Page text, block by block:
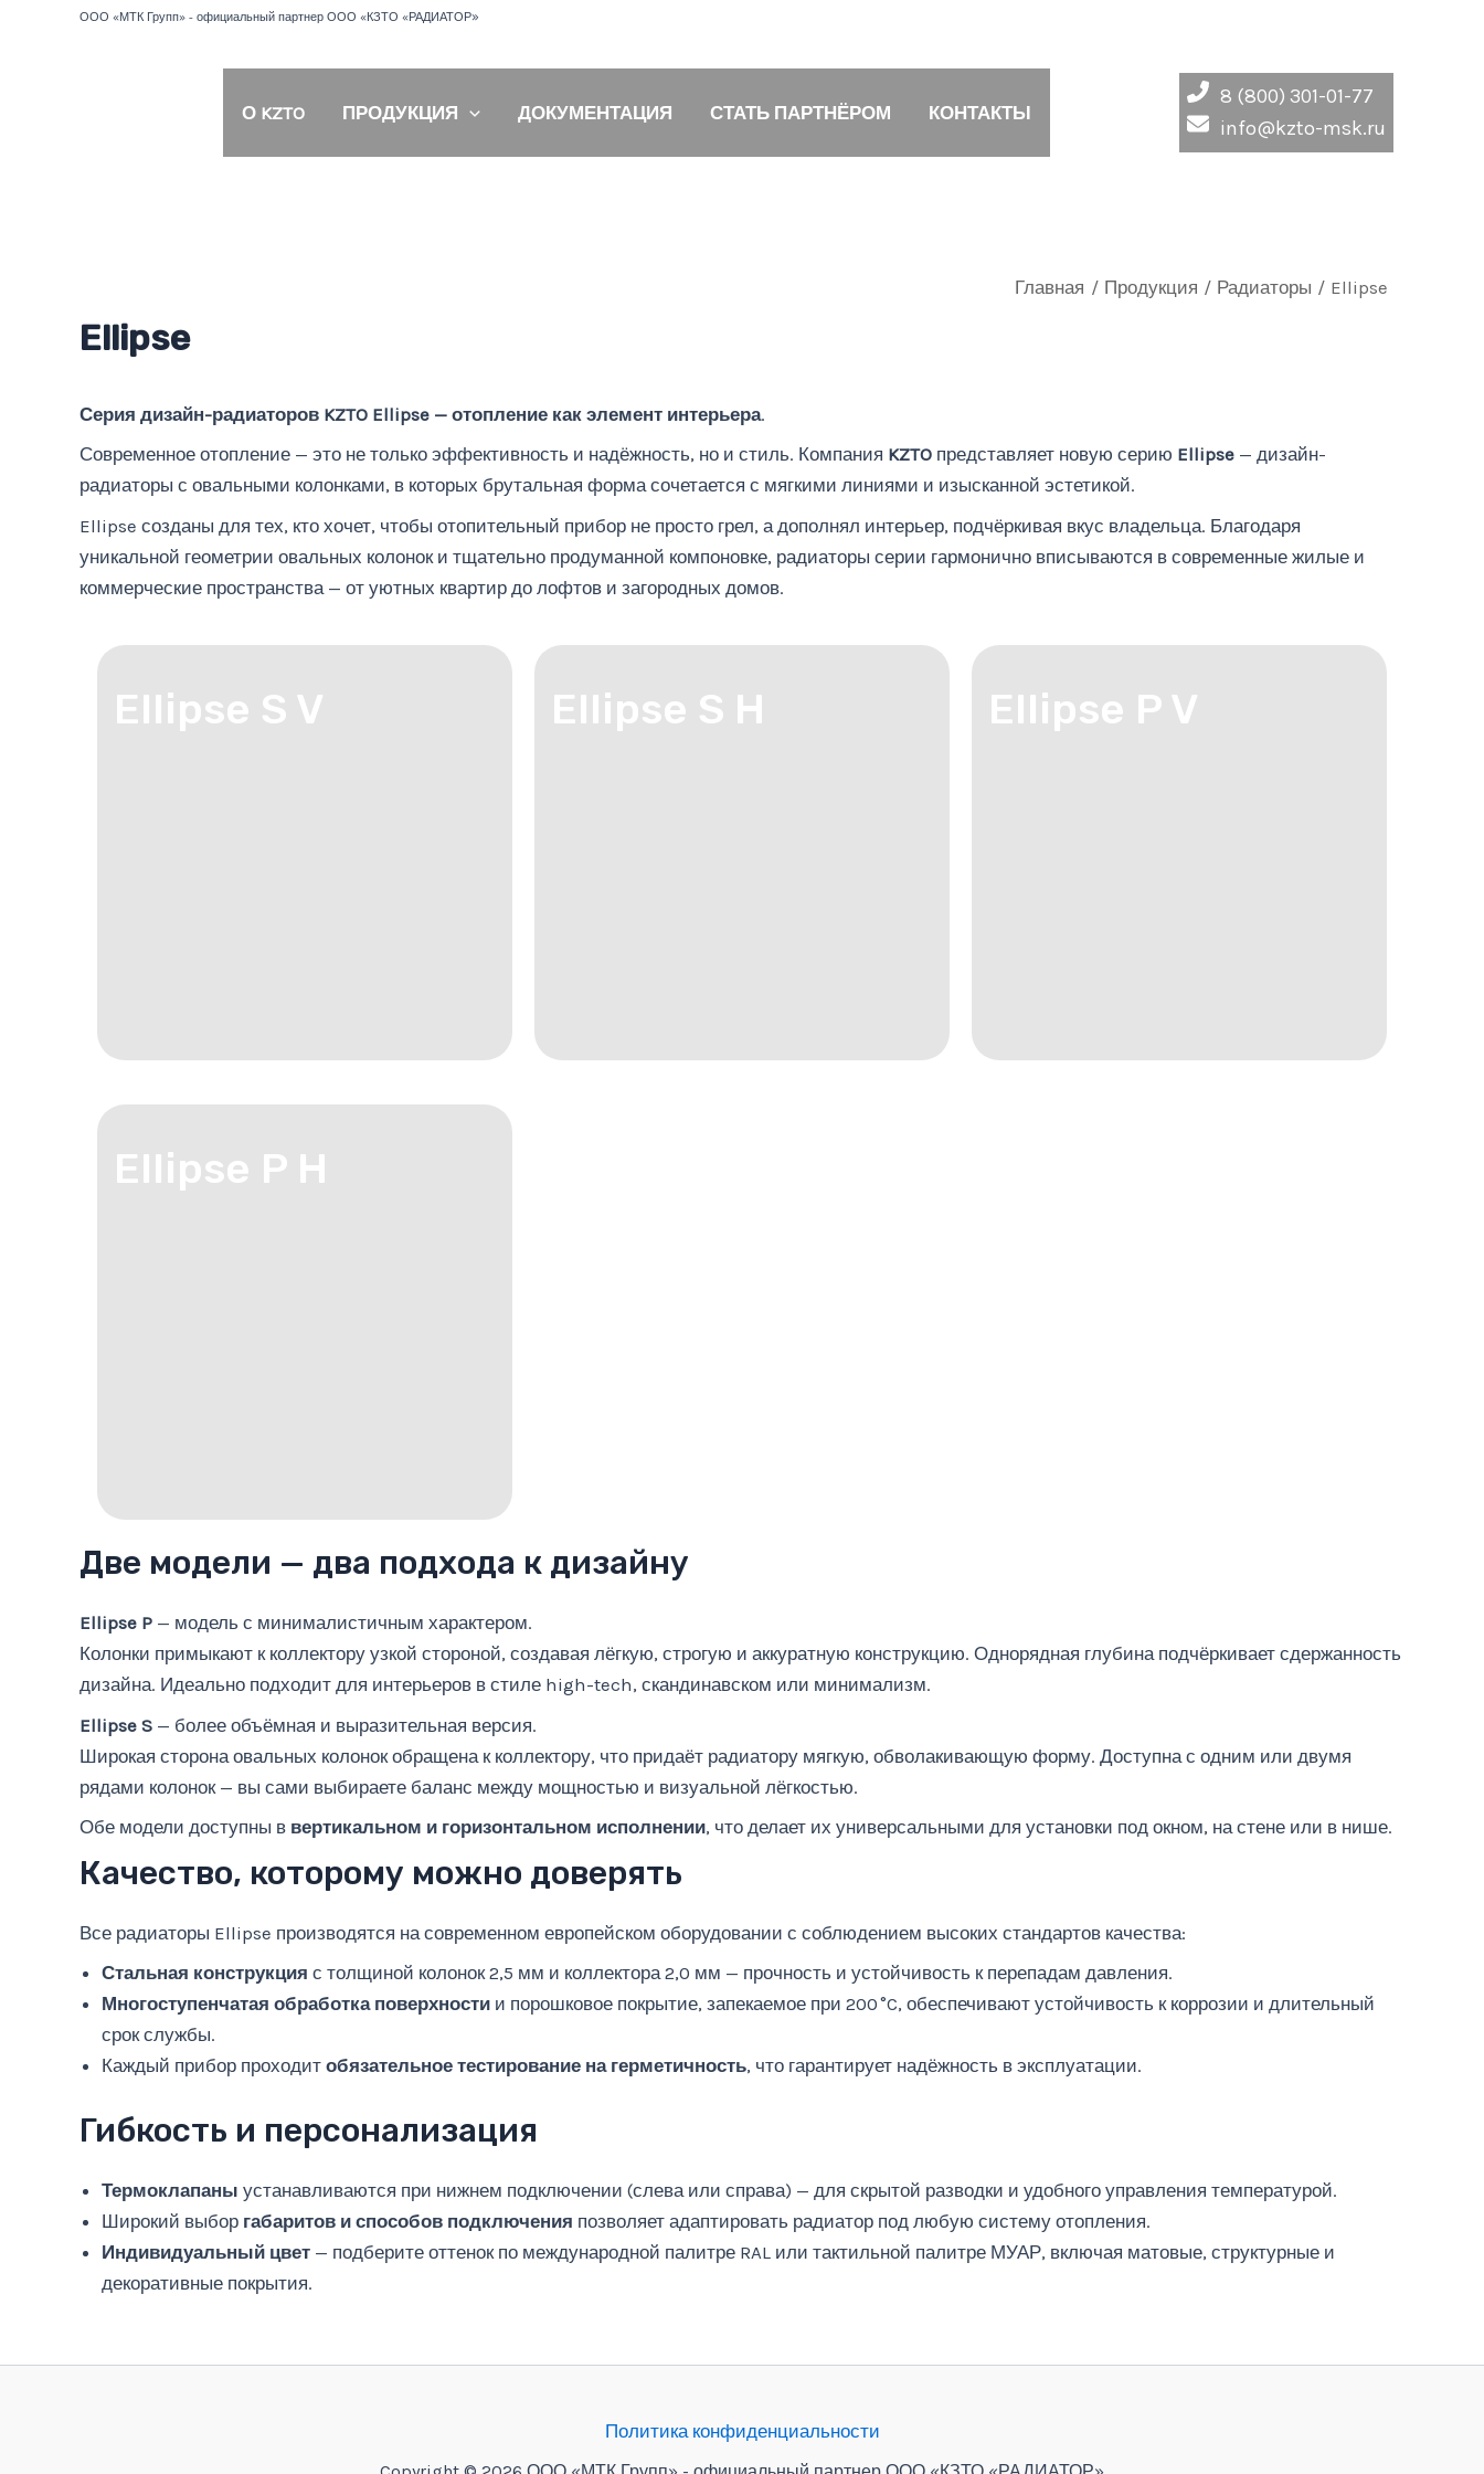
ООО «МТК Групп» - официальный партнер ООО «КЗТО «РАДИАТОР»
О KZTO ПРОДУКЦИЯ ДОКУМЕНТАЦИЯ СТАТЬ ПАРТНЁРОМ КОНТАКТЫ
8 (800) 301-01-77
info@kzto-msk.ru
Главная Продукция Радиаторы Ellipse
Ellipse
Серия дизайн-радиаторов KZTO Ellipse — отопление как элемент интерьера.
Современное отопление — это не только эффективность и надёжность, но и стиль. Компания KZTO представляет новую серию Ellipse — дизайн-
радиаторы с овальными колонками, в которых брутальная форма сочетается с мягкими линиями и изысканной эстетикой.
Ellipse созданы для тех, кто хочет, чтобы отопительный прибор не просто грел, а дополнял интерьер, подчёркивая вкус владельца. Благодаря
уникальной геометрии овальных колонок и тщательно продуманной компоновке, радиаторы серии гармонично вписываются в современные жилые и
коммерческие пространства — от уютных квартир до лофтов и загородных домов.
Ellipse S V Ellipse S H Ellipse P V
Ellipse P H
Две модели — два подхода к дизайну
Ellipse P — модель с минималистичным характером.
Колонки примыкают к коллектору узкой стороной, создавая лёгкую, строгую и аккуратную конструкцию. Однорядная глубина подчёркивает сдержанность
дизайна. Идеально подходит для интерьеров в стиле high-tech, скандинавском или минимализм.
Ellipse S — более объёмная и выразительная версия.
Широкая сторона овальных колонок обращена к коллектору, что придаёт радиатору мягкую, обволакивающую форму. Доступна с одним или двумя
рядами колонок — вы сами выбираете баланс между мощностью и визуальной лёгкостью.
Обе модели доступны в вертикальном и горизонтальном исполнении, что делает их универсальными для установки под окном, на стене или в нише.
Качество, которому можно доверять
Все радиаторы Ellipse производятся на современном европейском оборудовании с соблюдением высоких стандартов качества:
Стальная конструкция с толщиной колонок 2,5 мм и коллектора 2,0 мм — прочность и устойчивость к перепадам давления.
Многоступенчатая обработка поверхности и порошковое покрытие, запекаемое при 200 °C, обеспечивают устойчивость к коррозии и длительный
срок службы.
Каждый прибор проходит обязательное тестирование на герметичность, что гарантирует надёжность в эксплуатации.
Гибкость и персонализация
Термоклапаны устанавливаются при нижнем подключении (слева или справа) — для скрытой разводки и удобного управления температурой.
Широкий выбор габаритов и способов подключения позволяет адаптировать радиатор под любую систему отопления.
Индивидуальный цвет — подберите оттенок по международной палитре RAL или тактильной палитре МУАР, включая матовые, структурные и
декоративные покрытия.
Политика конфиденциальности